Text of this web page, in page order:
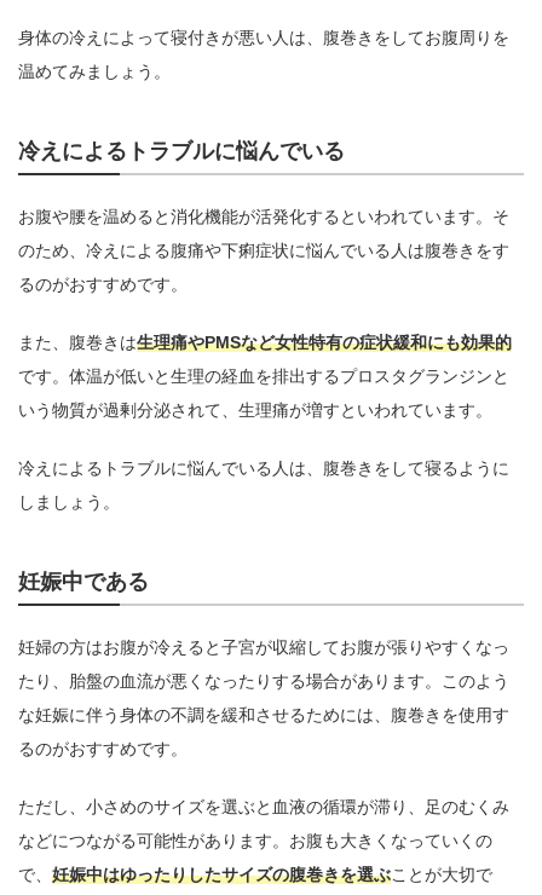
身体の冷えによって寝付きが悪い人は、腹巻きをしてお腹周りを
温めてみましょう。
冷えによるトラブルに悩んでいる
お腹や腰を温めると消化機能が活発化するといわれています。そ
のため、冷えによる腹痛や下痢症状に悩んでいる人は腹巻きをす
るのがおすすめです。
また、腹巻きは生理痛やPMSなど女性特有の症状緩和にも効果的
です。体温が低いと生理の経血を排出するプロスタグランジンと
いう物質が過剰分泌されて、生理痛が増すといわれています。
冷えによるトラブルに悩んでいる人は、腹巻きをして寝るように
しましょう。
妊娠中である
妊婦の方はお腹が冷えると子宮が収縮してお腹が張りやすくなっ
たり、胎盤の血流が悪くなったりする場合があります。このよう
な妊娠に伴う身体の不調を緩和させるためには、腹巻きを使用す
るのがおすすめです。
ただし、小さめのサイズを選ぶと血液の循環が滞り、足のむくみ
などにつながる可能性があります。お腹も大きくなっていくの
で、 妊娠中はゆったりしたサイズの腹巻きを選ぶことが大切で